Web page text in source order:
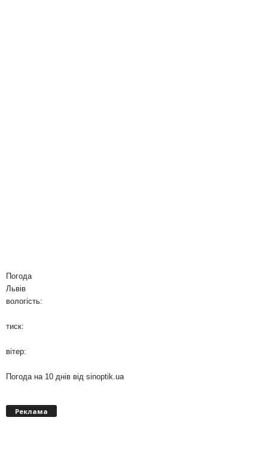
Погода
Львів
вологість:
тиск:
вітер:
Погода на 10 днів від sinoptik.ua
Реклама